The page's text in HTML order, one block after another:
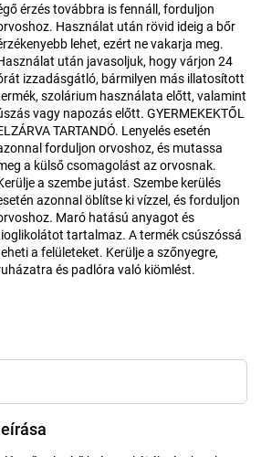
érzés továbbra is fennáll, forduljon
Használat után rövid ideig a bőr
lehet, ezért ne vakarja meg.
után javasoljuk, hogy várjon 24
izzadásgátló, bármilyen más illatosított
szolárium használata előtt, valamint
vagy napozás előtt. GYERMEKEKTŐL
TARTANDÓ. Lenyelés esetén
forduljon orvoshoz, és mutassa
a külső csomagolást az orvosnak.
a szembe jutást. Szembe kerülés
azonnal öblítse ki vízzel, és forduljon
Maró hatású anyagot és
tartalmaz. A termék csúszóssá
a felületeket. Kerülje a szőnyegre,
és padlóra való kiömlést.